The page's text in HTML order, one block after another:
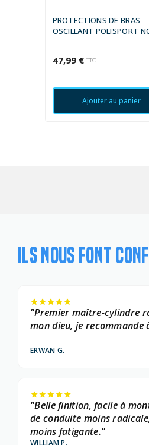
PROTECTIONS DE BRAS
OSCILLANT POLISPORT
47,99 € TTC
Ajouter au panier
ILS NOUS FONT
"Premier maître-cylindre
mon dieu, je recommande
ERWAN G.
"Belle finition, facile à
de conduite moins
moins fatigante."